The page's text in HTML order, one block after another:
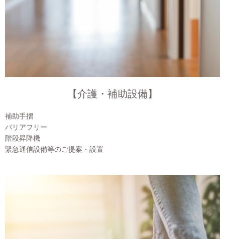
【介護・補助設備】
補助手摺
バリアフリー
階段昇降機
緊急通信設備等のご提案・設置